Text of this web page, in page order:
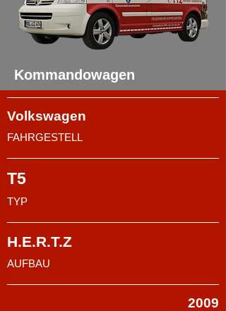
Kommandowagen
Volkswagen
FAHRGESTELL
T5
TYP
H.E.R.T.Z
AUFBAU
2009